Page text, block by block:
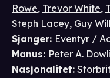
Rowe, Trevor White,
Steph Lacey, Guy
Sjanger: Eventyr /
Manus: Peter A.
Nasjonalitet: